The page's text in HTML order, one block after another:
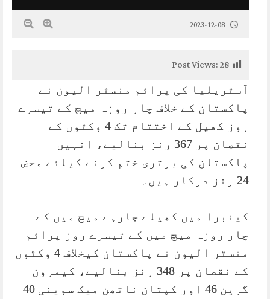
2023-12-08
Post Views:28
آسٹریلیا کی پرائم منسٹر الیون نے
پاکستان کے خلاف چار روزہ میچ کے تیسرے
روز کھیل کے اختتام تک 4 وکٹوں کے
نقصان پر 367 رنز بنالیے، انہیں
پاکستان کی برتری ختم کرنے کیلئے محض
24 رنز درکار ہیں۔
کینبرا میں کھیلے جارہے میچ میں کے
چار روزہ میچ میں کے تیسرے روز پرائم
منسٹر الیون نے پاکستان کیخلاف 4 وکٹوں
کے نقصان پر 348 رنز بنالیے، کیمرون
گرین 46 اور کپتان ناتھن میک سوینی 40